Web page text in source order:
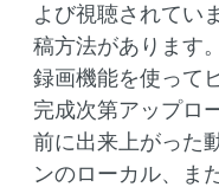
よび視聴されてい
稿方法があります
録画機能を使って
完成次第アップロ
前に出来上がった
ンのローカル、ま